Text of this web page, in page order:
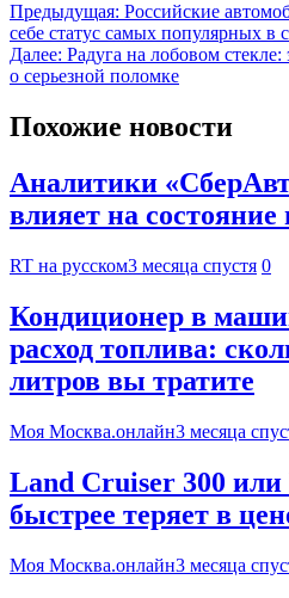
Предыдущая: Российские
себе статус самых популярных в
Далее: Радуга на лобовом стекле:
о серьезной поломке
Похожие новости
Аналитики
влияет на
RT на русском3 месяца спустя 0
Кондиционер в
расход топлива:
литров вы тратите
Моя Москва.онлайн3 месяца
Land Cruiser 300 или
быстрее теряет в
Моя Москва.онлайн3 месяца